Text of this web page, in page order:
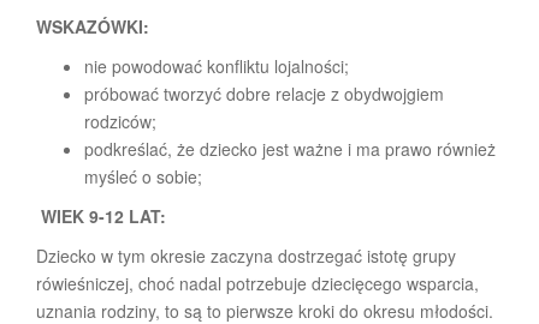
WSKAZÓWKI:
nie powodować konfliktu lojalności;
próbować tworzyć dobre relacje z obydwojgiem
rodziców;
podkreślać, że dziecko jest ważne i ma prawo również
myśleć o sobie;
WIEK 9-12 LAT:
Dziecko w tym okresie zaczyna dostrzegać istotę grupy
rówieśniczej, choć nadal potrzebuje dziecięcego wsparcia,
uznania rodziny, to są to pierwsze kroki do okresu młodości.